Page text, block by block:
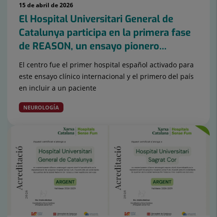
15 de abril de 2026
El Hospital Universitari General de
Catalunya participa en la primera fase
de REASON, un ensayo pionero...
El centro fue el primer hospital español activado para
este ensayo clínico internacional y el primero del país
en incluir a un paciente
NEUROLOGÍA